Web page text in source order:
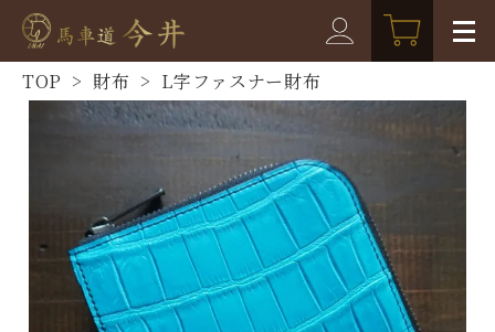
TOP > 財布 > L字ファスナー財布